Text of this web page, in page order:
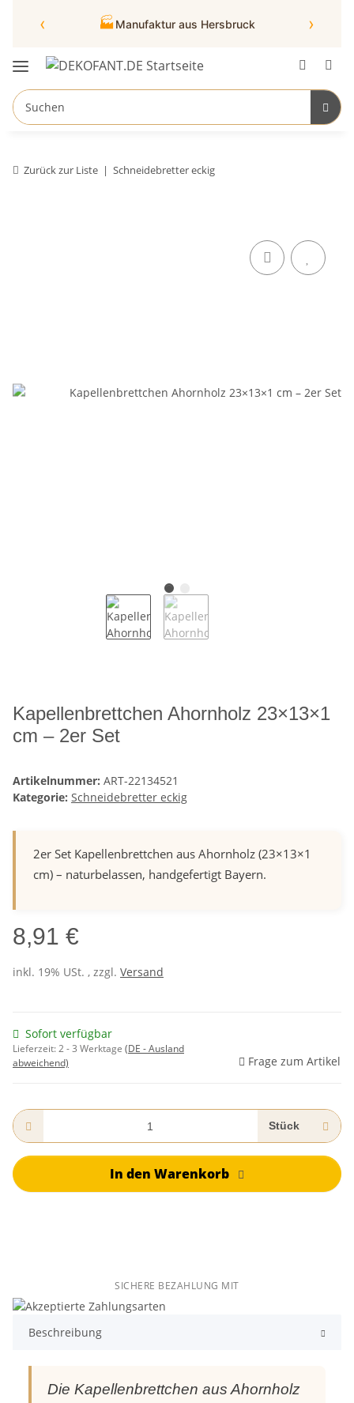
‹ 🏭 Manufaktur aus Hersbruck ›
Zurück zur Liste Schneidebretter eckig
Kapellenbrettchen Ahornholz 23×13×1
cm – 2er Set
Artikelnummer: ART-22134521
Kategorie: Schneidebretter eckig
2er Set Kapellenbrettchen aus Ahornholz (23×13×1
cm) – naturbelassen, handgefertigt Bayern.
8,91 €
inkl. 19% USt. , zzgl. Versand
Sofort verfügbar
Lieferzeit:2 - 3 Werktage (DE - Ausland
abweichend)
Frage zum Artikel
Stück
In den Warenkorb
SICHERE BEZAHLUNG MIT
Beschreibung
Die Kapellenbrettchen aus Ahornholz